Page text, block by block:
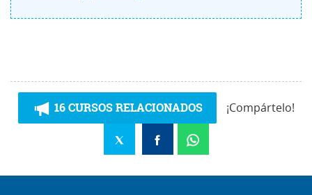
16 CURSOS RELACIONADOS ¡Compártelo!